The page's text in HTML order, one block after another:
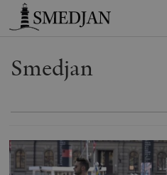
Timbro
Smedjan